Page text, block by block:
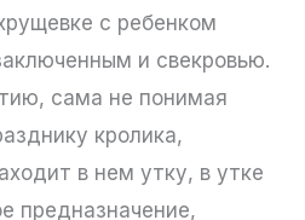
с ребенком
и свекровью.
сама не понимая
кролика,
в нем утку, в утке
предназначение,